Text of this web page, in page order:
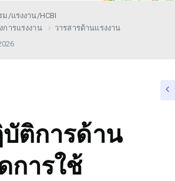
/แรงงาน/HCBI
ารแรงงาน
วารสารด้านเเรงงาน
ติการด้าน
การใช้